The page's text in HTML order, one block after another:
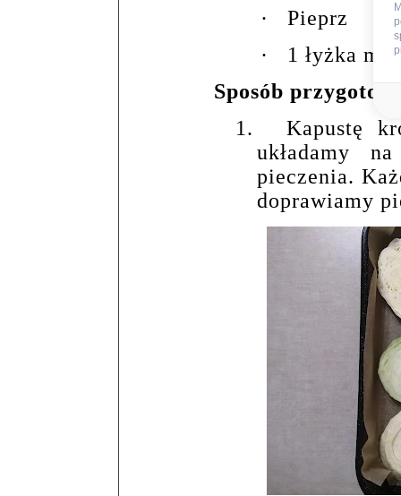
·
Pieprz
·
1 łyżka
Sposób
1.
Kapustę
układamy
pieczenia.
doprawiamy